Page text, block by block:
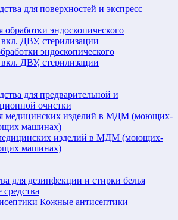
для поверхностей и экспресс
эндоскопического
ДВУ, стерилизации
для предварительной и
очистки
изделий в МДМ (моющих-
машинах)
для дезинфекции и стирки белья
Кожные антисептики